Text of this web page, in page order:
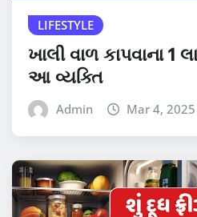
LIFESTYLE
ખાલી વાળ કાપવાના
આ વ્યક્તિ
Admin Mar 4, 2025